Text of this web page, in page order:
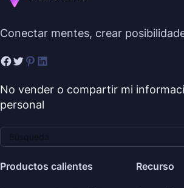
Conectar mentes, crear
No vender o compartir mi
personal
Productos calientes Recurso